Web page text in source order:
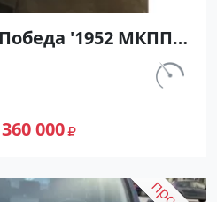
'1952 МКПП
карбюратор
Зелёный Хетчбэк
объявление
км.
360 000